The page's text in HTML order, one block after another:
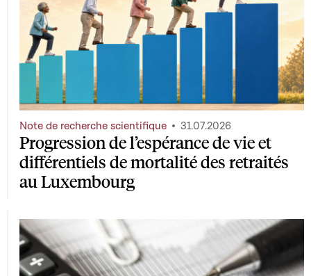
Progression de l’espérance de vie et
différentiels de mortalité des retraités
au Luxembourg
Note de recherche scientifique 31.07.2026